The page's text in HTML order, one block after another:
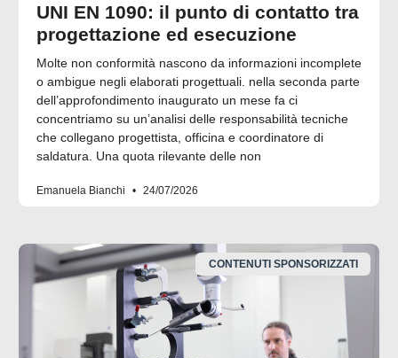
UNI EN 1090: il punto di contatto tra
progettazione ed esecuzione
Molte non conformità nascono da informazioni incomplete
o ambigue negli elaborati progettuali. nella seconda parte
dell’approfondimento inaugurato un mese fa ci
concentriamo su un’analisi delle responsabilità tecniche
che collegano progettista, officina e coordinatore di
saldatura. Una quota rilevante delle non
Emanuela Bianchi 24/07/2026
CONTENUTI SPONSORIZZATI